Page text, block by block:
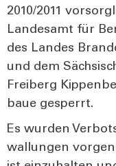
2010/2011
Lan­des­amt für
des Lan­des
und dem
Frei­berg
baue gesperrt.
Es wur­den
wal­lun­gen